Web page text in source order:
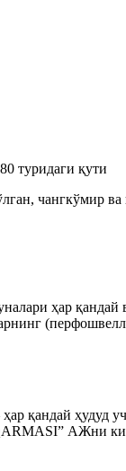
туридаги қути
чангкўмир
ҳар қандай
қандай ҳудуд
АЖни